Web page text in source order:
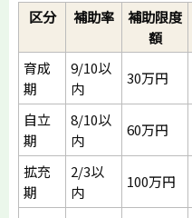
区分 補助率
補助限度
額
育成
期
9/10以
内
30万円
自立
期
8/10以
内
60万円
拡充
期
2/3以
内
100万円